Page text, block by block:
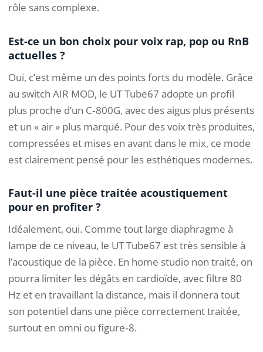
rôle sans complexe.
Est-ce un bon choix pour voix rap, pop ou RnB
actuelles ?
Oui, c’est même un des points forts du modèle. Grâce
au switch AIR MOD, le UT Tube67 adopte un profil
plus proche d’un C‑800G, avec des aigus plus présents
et un « air » plus marqué. Pour des voix très produites,
compressées et mises en avant dans le mix, ce mode
est clairement pensé pour les esthétiques modernes.
Faut-il une pièce traitée acoustiquement
pour en profiter ?
Idéalement, oui. Comme tout large diaphragme à
lampe de ce niveau, le UT Tube67 est très sensible à
l’acoustique de la pièce. En home studio non traité, on
pourra limiter les dégâts en cardioïde, avec filtre 80
Hz et en travaillant la distance, mais il donnera tout
son potentiel dans une pièce correctement traitée,
surtout en omni ou figure‑8.